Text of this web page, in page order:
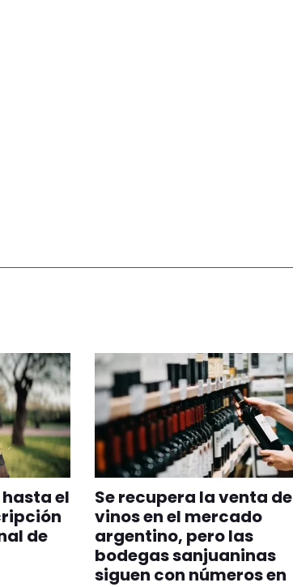
el
de
Se recupera la venta de
vinos en el mercado
argentino, pero las
bodegas sanjuaninas
siguen con números en